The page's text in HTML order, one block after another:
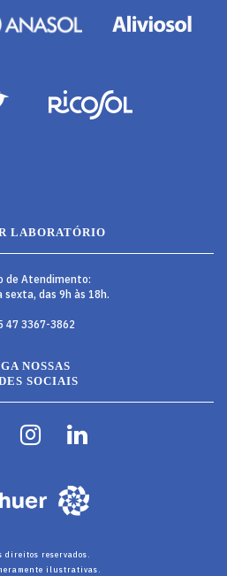
LABORATÓRIO
de Atendimento:
sexta, das 9h às 18h.
47 3367-3862
NOSSAS
SOCIAIS
direitos reservados.
ilustrativas.